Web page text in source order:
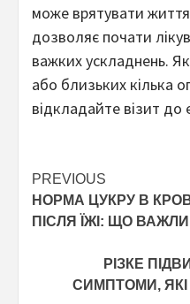
може врятувати
дозволяє почати
важких ускладнень.
або близьких кілька
відкладайте візит до
Post
navigation
PREVIOUS
НОРМА ЦУКРУ В
ПІСЛЯ ЇЖІ: ЩО
РІЗКЕ
СИМПТОМИ,